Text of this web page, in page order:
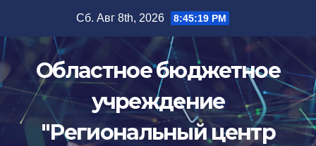
содержимому
Сб. Авг 8th, 2026 8:45:21 PM
Областное бюджетное
учреждение
"Региональный центр